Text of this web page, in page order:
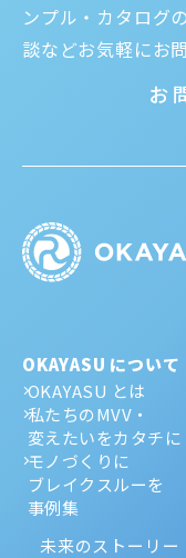
ンプル・カタログ
談などお気軽にお
お
OKAYASU について
OKAYASU とは
私たちのMVV・
変えたいをカタチに
モノづくりに
ブレイクスルーを
事例集
未来のストーリー